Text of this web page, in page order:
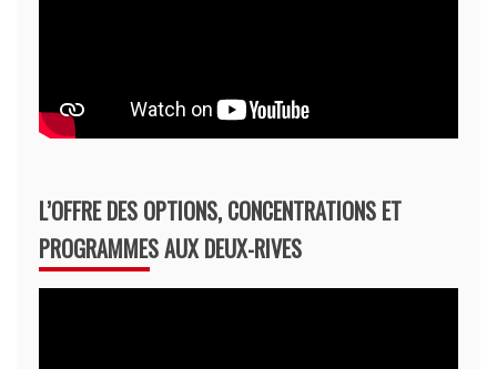
L’OFFRE DES OPTIONS, CONCENTRATIONS ET
PROGRAMMES AUX DEUX-RIVES